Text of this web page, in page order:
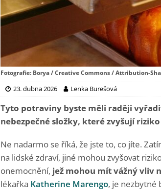
Fotografie: Borya / Creative Commons / Attribution-
23. dubna 2026 Lenka Burešová
Tyto potraviny byste měli raději
nebezpečné složky, které zvyšují
Ne nadarmo se říká, že jste to, co jíte.
na lidské zdraví, jiné mohou zvyšovat
onemocnění, jež mohou mít vážný vliv
lékařka Katherine Marengo, je nezbytné